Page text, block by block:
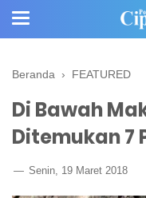
Beranda › FEATURED
Di Bawah
Ditemukan 7
Senin, 19 Maret 2018